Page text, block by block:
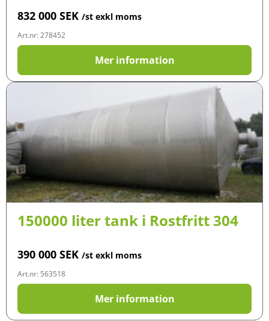
832 000 SEK /st exkl moms
Art.nr: 278452
Mer information
150000 liter tank i Rostfritt 304
390 000 SEK /st exkl moms
Art.nr: 563518
Mer information